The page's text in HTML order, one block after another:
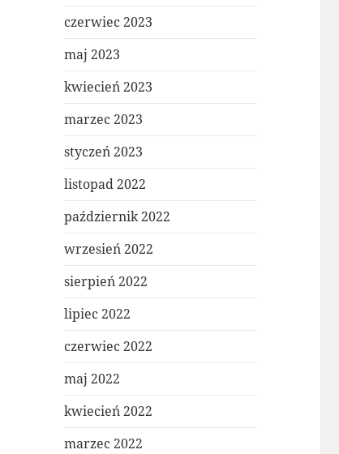
czerwiec 2023
maj 2023
kwiecień 2023
marzec 2023
styczeń 2023
listopad 2022
październik 2022
wrzesień 2022
sierpień 2022
lipiec 2022
czerwiec 2022
maj 2022
kwiecień 2022
marzec 2022